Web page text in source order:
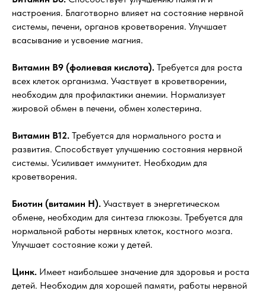
настроения. Благотворно влияет на состояние нервной
системы, печени, органов кроветворения. Улучшает
всасывание и усвоение магния.
Витамин В9 (фолиевая кислота). Требуется для роста
всех клеток организма. Участвует в кроветворении,
необходим для профилактики анемии. Нормализует
жировой обмен в печени, обмен холестерина.
Витамин В12. Требуется для нормального роста и
развития. Способствует улучшению состояния нервной
системы. Усиливает иммунитет. Необходим для
кроветворения.
Биотин (витамин Н). Участвует в энергетическом
обмене, необходим для синтеза глюкозы. Требуется для
нормальной работы нервных клеток, костного мозга.
Улучшает состояние кожи у детей.
Цинк. Имеет наибольшее значение для здоровья и роста
детей. Необходим для хорошей памяти, работы нервной